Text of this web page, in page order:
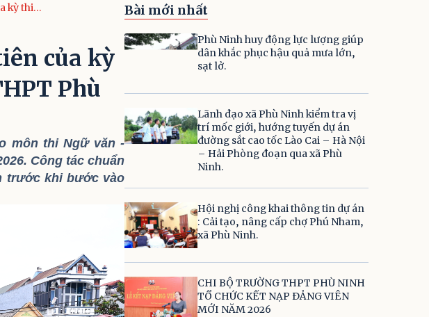
kỳ thi
của kỳ
Phù
môn thi Ngữ văn -
Công tác chuẩn
trước khi bước vào
Bài mới nhất
Phù Ninh huy động lực lượng giúp
dân khắc phục hậu quả mưa lớn,
sạt lở.
Lãnh đạo xã Phù Ninh kiểm tra vị
trí mốc giới, hướng tuyến dự án
đường sắt cao tốc Lào Cai – Hà Nội
– Hải Phòng đoạn qua xã Phù
Ninh.
Hội nghị công khai thông tin dự án
: Cải tạo, nâng cấp chợ Phú Nham,
xã Phù Ninh.
CHI BỘ TRƯỜNG THPT PHÙ NINH
TỔ CHỨC KẾT NẠP ĐẢNG VIÊN
MỚI NĂM 2026